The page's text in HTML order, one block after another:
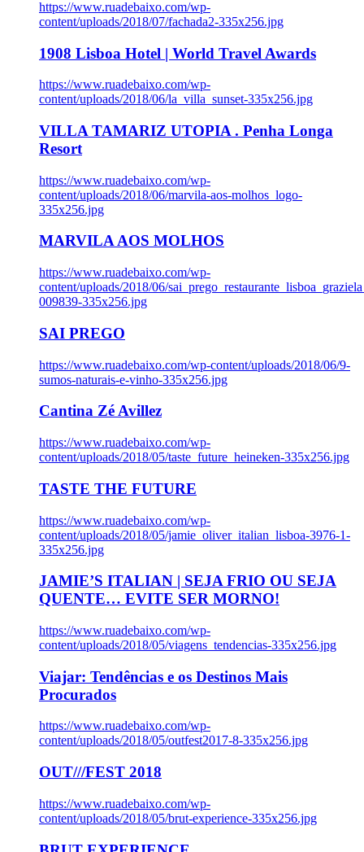
https://www.ruadebaixo.com/wp-
content/uploads/2018/07/fachada2-335x256.jpg
1908 Lisboa Hotel | World Travel Awards
https://www.ruadebaixo.com/wp-
content/uploads/2018/06/la_villa_sunset-335x256.jpg
VILLA TAMARIZ UTOPIA . Penha Longa
Resort
https://www.ruadebaixo.com/wp-
content/uploads/2018/06/marvila-aos-molhos_logo-
335x256.jpg
MARVILA AOS MOLHOS
https://www.ruadebaixo.com/wp-
content/uploads/2018/06/
009839-335x256.jpg
SAI PREGO
https://www.ruadebaixo.com/wp-content/uploads/2018/06/9-
sumos-naturais-e-vinho-335x256.jpg
Cantina Zé Avillez
https://www.ruadebaixo.com/wp-
content/uploads/2018/05/taste_future_heineken-335x256.jpg
TASTE THE FUTURE
https://www.ruadebaixo.com/wp-
content/uploads/2018/05/jamie_oliver_italian_lisboa-3976-1-
335x256.jpg
JAMIE’S ITALIAN | SEJA FRIO OU SEJA
QUENTE… EVITE SER MORNO!
https://www.ruadebaixo.com/wp-
content/uploads/2018/05/viagens_tendencias-335x256.jpg
Viajar: Tendências e os Destinos Mais
Procurados
https://www.ruadebaixo.com/wp-
content/uploads/2018/05/outfest2017-8-335x256.jpg
OUT///FEST 2018
https://www.ruadebaixo.com/wp-
content/uploads/2018/05/brut-experience-335x256.jpg